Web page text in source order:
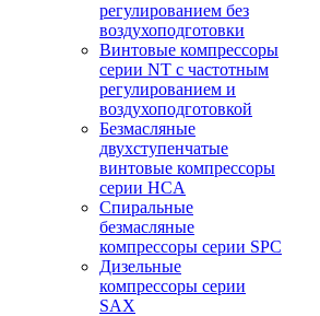
регулированием без
воздухоподготовки
Винтовые компрессоры
серии NT с частотным
регулированием и
воздухоподготовкой
Безмасляные
двухступенчатые
винтовые компрессоры
серии HCA
Спиральные
безмасляные
компрессоры серии SPC
Дизельные
компрессоры серии
SAX